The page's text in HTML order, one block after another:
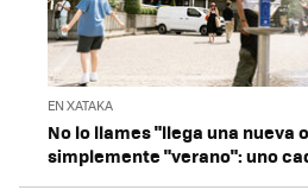
EN XATAKA
No lo llames "llega una nueva
simplemente "verano": uno